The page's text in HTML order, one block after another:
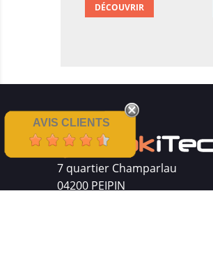
DÉCOUVRIR
7 quartier Champarlau
04200 PEIPIN
AVIS CLIENTS